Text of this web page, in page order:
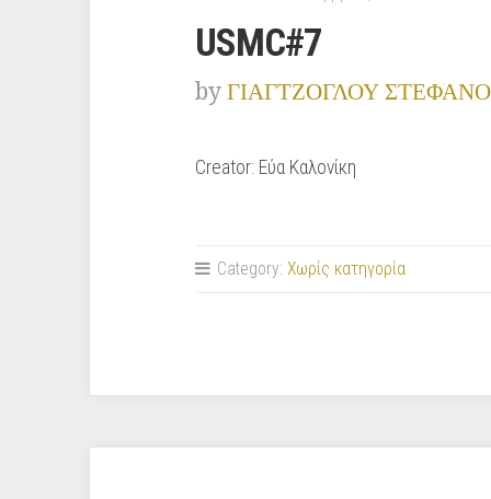
USMC#7
by ΓΙΑΓΤΖΟΓΛΟΥ
Creator: Εύα Καλονίκη
Category: Χωρίς κατηγορία